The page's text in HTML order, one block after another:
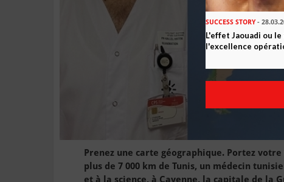
Prenez une carte géographique. Portez
plus de 7 000 km de Tunis, un médecin
et à la science, à Cayenne, la capitale de la
SUCCESS STORY-
L'effet Jaouadi ou
l'excellence